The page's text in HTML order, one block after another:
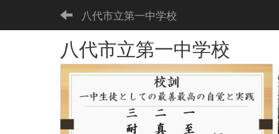
八代市立第一中学校
八代市立第一中学校